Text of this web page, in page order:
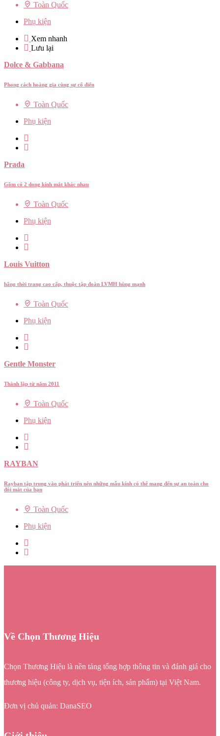
Toàn Quốc
Phụ kiện
Xem nhanh
Lưu lại
Dolce & Gabbana
Phong cách hoàng gia cùng sự cổ điển
Toàn Quốc
Phụ kiện
Prada
Gồm có 2 dong kính mắt khác nhau
Toàn Quốc
Phụ kiện
Louis Vuitton
hãng thời trang cao cấp, thuộc tập đoàn LVMH hùng mạnh
Toàn Quốc
Phụ kiện
Gentle Monster
Thành lập từ năm 2011
Toàn Quốc
Phụ kiện
RAYBAN
Rayban tập trung vào phát triển nên những mẫu kính có thể mang đến sự an toàn cho
đôi mắt của bạn
Toàn Quốc
Phụ kiện
Về Chọn Thương Hiệu
Chọn Thương Hiệu là nền tảng tổng hợp thông tin và đánh giá cho
thương hiệu (công ty, dịch vụ, tiện ích, sản phẩm) tại Việt Nam.
Đơn vị chủ quản: DanaSEO